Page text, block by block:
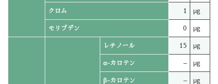
クロム 1 μg
モリブデン 0 μg
レチノール 15 μg
α-カロテン – μg
β-カロテン – μg